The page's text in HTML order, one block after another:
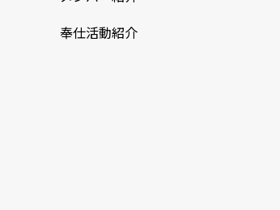
奉仕活動紹介